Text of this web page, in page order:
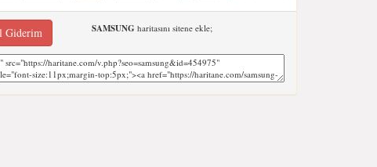
Giderim SAMSUNG haritasını sitene ekle;